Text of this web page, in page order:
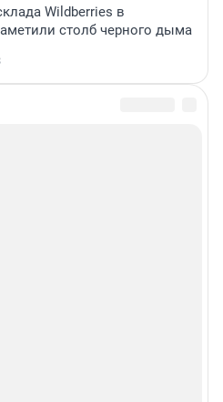
Wildberries в
столб черного дыма